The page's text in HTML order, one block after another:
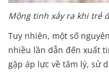
Mộng tinh xảy ra khi trẻ
Tuy nhiên, một số
nhiều lần dẫn đến xuất
gặp áp lực về tâm lý, sử